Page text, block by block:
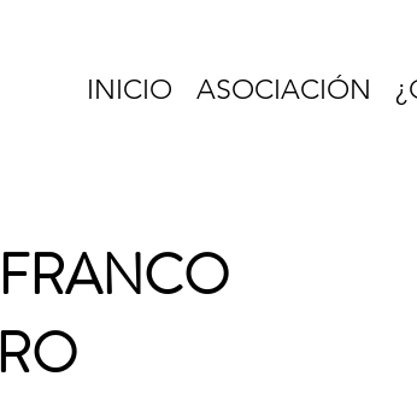
INICIO ASOCIACIÓN